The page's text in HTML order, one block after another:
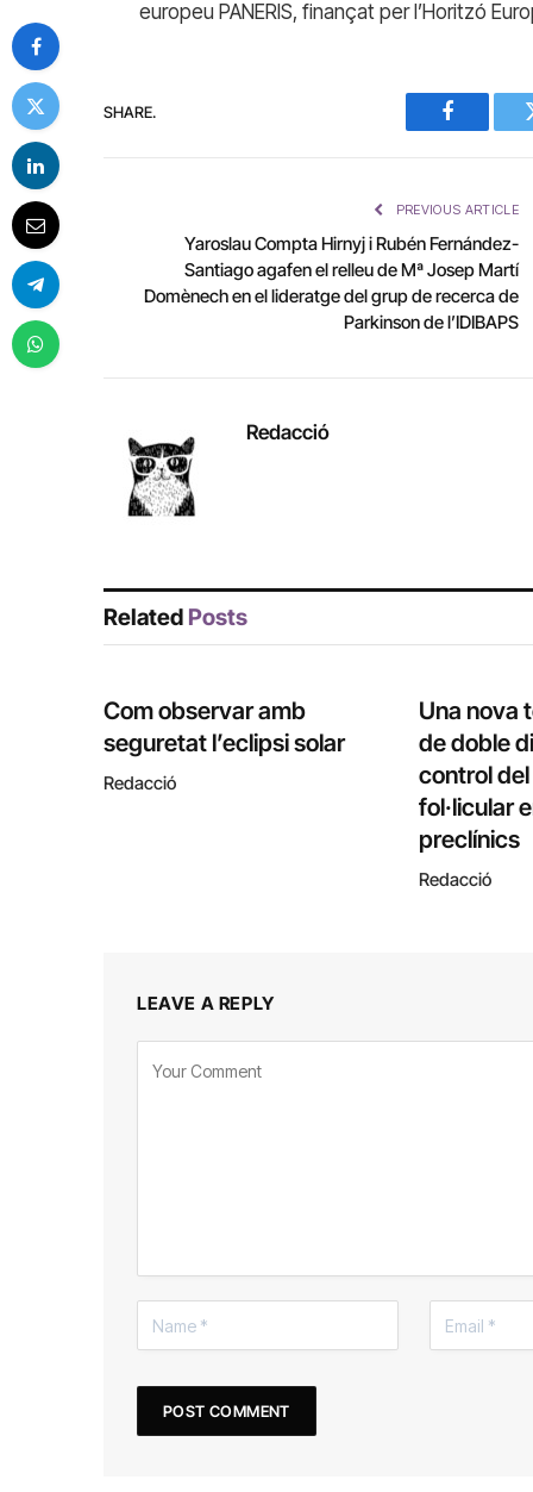
europeu PANERIS, finançat per l’Horitzó
SHARE.
Facebook
PREVIOUS ARTICLE
Yaroslau Compta Hirnyj i Rubén Fernández-
Santiago agafen el relleu de Mª Josep Martí
Domènech en el lideratge del grup de recerca de
Parkinson de l’IDIBAPS
Redacció
Related Posts
Com observar amb
seguretat l’eclipsi solar
Redacció
Una nova
de doble
control
fol·licular
preclínics
Redacció
LEAVE A REPLY